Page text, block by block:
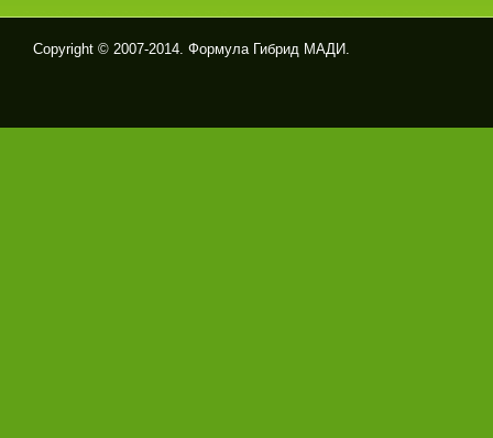
Copyright © 2007-2014. Формула Гибрид МАДИ.